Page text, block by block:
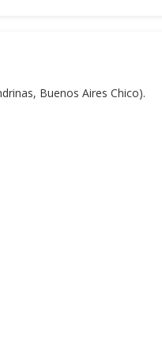
Buenos Aires Chico).